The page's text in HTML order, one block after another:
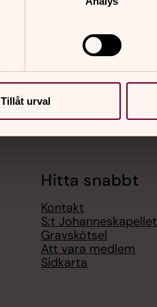
Tillåt urval
Hitta snabbt
Kontakt
S:t Johanneskapellet
Gravskötsel
Att vara medlem
Sidkarta